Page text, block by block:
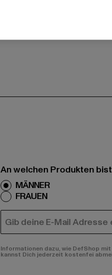
An welchen Produkten
MÄNNER
FRAUEN
E-MAIL
Informationen dazu, wie DefShop
kannst Dich jederzeit kostenfei